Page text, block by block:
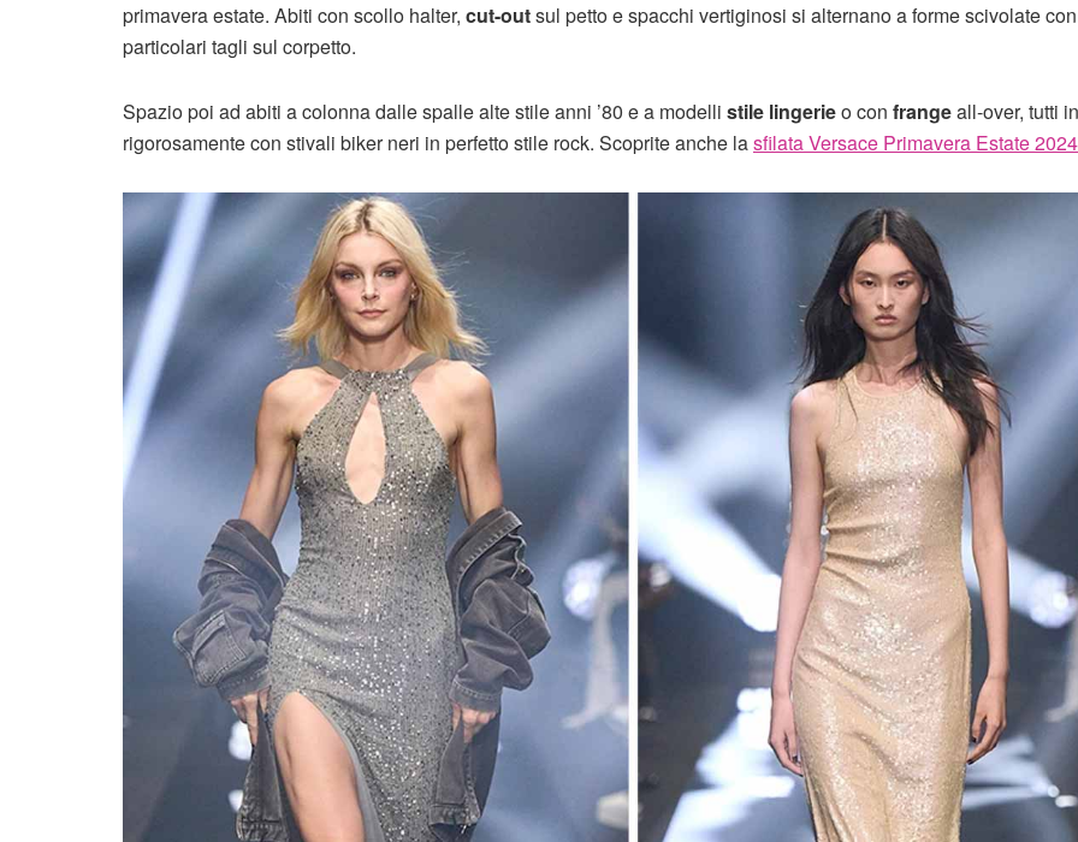
primavera estate. Abiti con scollo halter, cut-outsul petto e spacchi vertiginosi si alternano a forme scivolate con
particolari tagli sul corpetto.
Spazio poi ad abiti a colonna dalle spalle alte stile anni ’80 e a modelli stile lingerieo con frangeall-over, tutti
rigorosamente con stivali biker neri in perfetto stile rock. Scoprite anche lasfilata Versace Primavera Estate 2024